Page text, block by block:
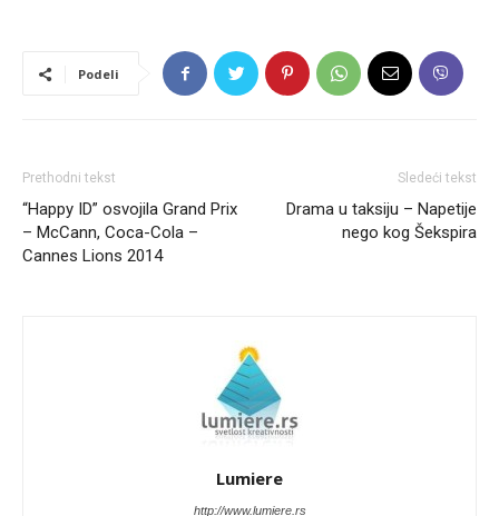
Podeli
Prethodni tekst
“Happy ID” osvojila Grand Prix
– McCann, Coca-Cola –
Cannes Lions 2014
Sledeći tekst
Drama u taksiju – Napetije
nego kog Šekspira
Lumiere
http://www.lumiere.rs